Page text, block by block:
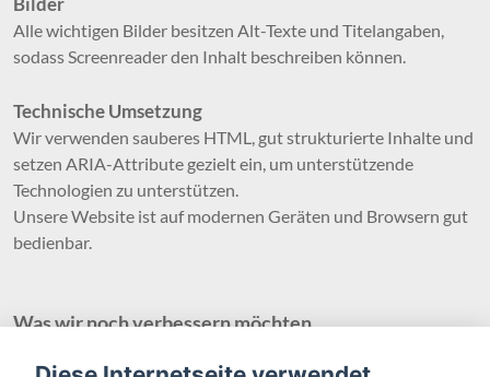
Alle wichtigen Bilder besitzen Alt-Texte und Titelangaben,
sodass Screenreader den Inhalt beschreiben können.
Technische Umsetzung
Wir verwenden sauberes HTML, gut strukturierte Inhalte und
setzen ARIA-Attribute gezielt ein, um unterstützende
Technologien zu unterstützen.
Unsere Website ist auf modernen Geräten und Browsern gut
bedienbar.
Was wir noch verbessern möchten